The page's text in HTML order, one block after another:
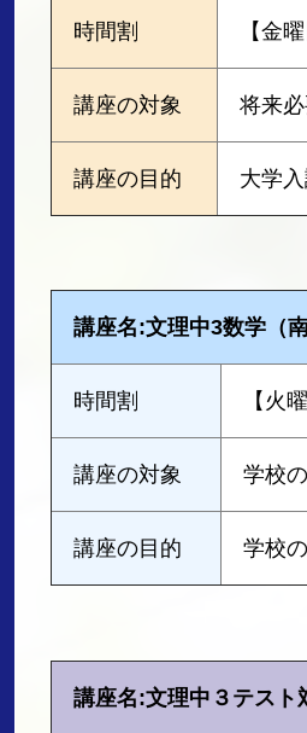
時間割 【金
講座の対象 将来
講座の目的 大学
講座名:文理中3数学（南
時間割 【火
講座の対象 学校
講座の目的 学校
講座名:文理中３テスト